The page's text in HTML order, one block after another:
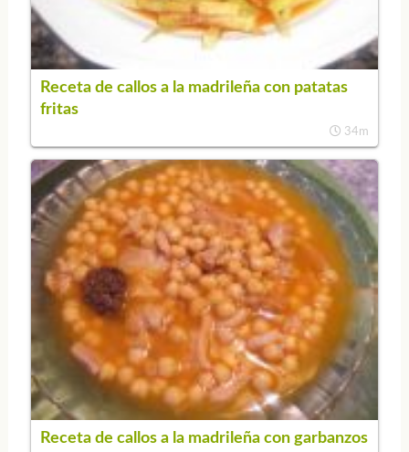
Receta de callos a la madrileña con patatas
fritas
34m
Receta de callos a la madrileña con garbanzos